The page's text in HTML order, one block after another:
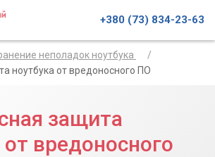
+380 (73) 834-23-63
неполадок ноутбука
ноутбука от вредоносного ПО
защита
от вредоносного